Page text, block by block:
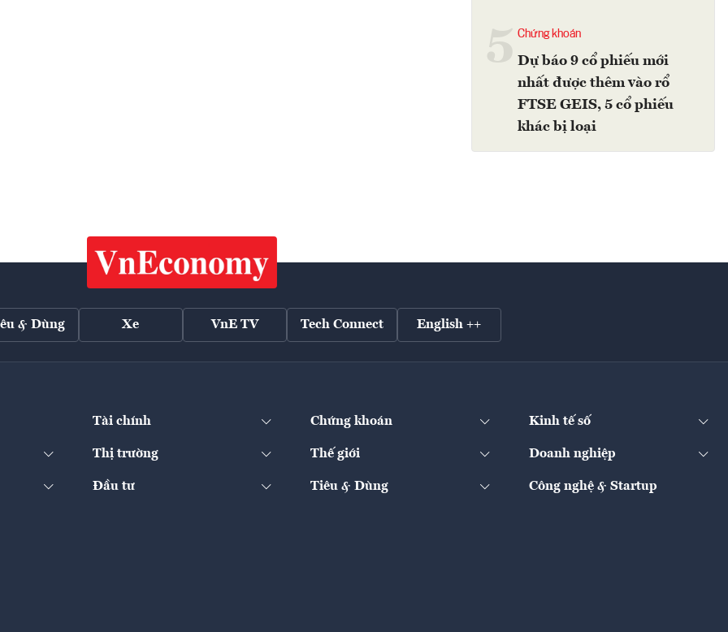
Chứng khoán
Dự báo 9 cổ phiếu mới
nhất được thêm vào rổ
FTSE GEIS, 5 cổ phiếu
khác bị loại
& Dùng Xe VnE TV Tech Connect English ++
Tài chính Chứng khoán Kinh tế số
Thị trường Thế giới Doanh nghiệp
Đầu tư Tiêu & Dùng Công nghệ & Startup